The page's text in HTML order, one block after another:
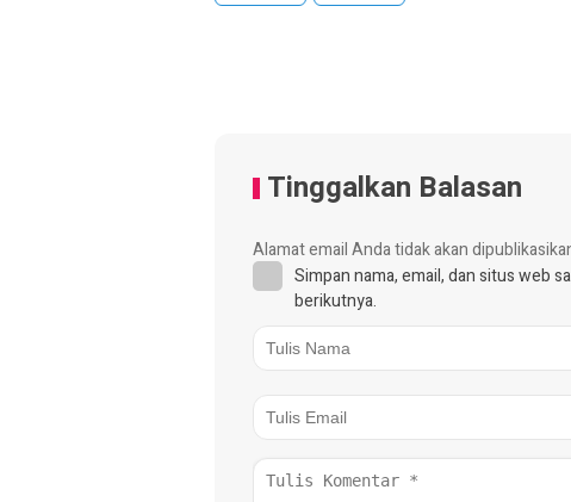
Tinggalkan Balasan
Alamat email Anda tidak akan
Simpan nama, email, dan situs web
berikutnya.